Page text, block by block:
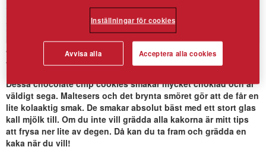
Malteser Cookies
Dessa chocolate chip cookies smakar mycket choklad och är
väldigt sega. Maltesers och det brynta smöret gör att de får en
lite kolaaktig smak. De smakar absolut bäst med ett stort glas
kall mjölk till. Om du inte vill grädda alla kakorna är mitt tips
att frysa ner lite av degen. Då kan du ta fram och grädda en
kaka när du vill!
Inställningar för cookies
Avvisa alla Acceptera alla cookies